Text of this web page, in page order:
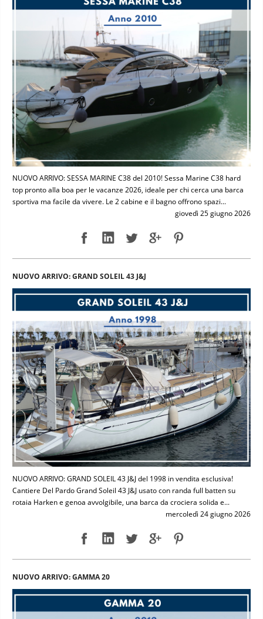
NUOVO ARRIVO: SESSA MARINE C38 del 2010! Sessa Marine C38 hard
top pronto alla boa per le vacanze 2026, ideale per chi cerca una barca
sportiva ma facile da vivere. Le 2 cabine e il bagno offrono spazi...
giovedì 25 giugno 2026
NUOVO ARRIVO: GRAND SOLEIL 43 J&J
NUOVO ARRIVO: GRAND SOLEIL 43 J&J del 1998 in vendita esclusiva!
Cantiere Del Pardo Grand Soleil 43 J&J usato con randa full batten su
rotaia Harken e genoa avvolgibile, una barca da crociera solida e...
mercoledì 24 giugno 2026
NUOVO ARRIVO: GAMMA 20